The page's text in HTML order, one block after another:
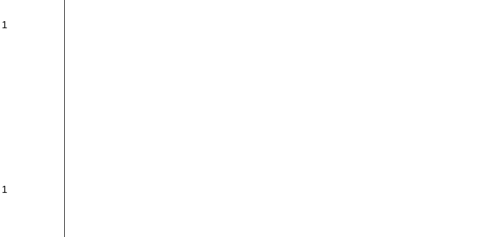
1
1